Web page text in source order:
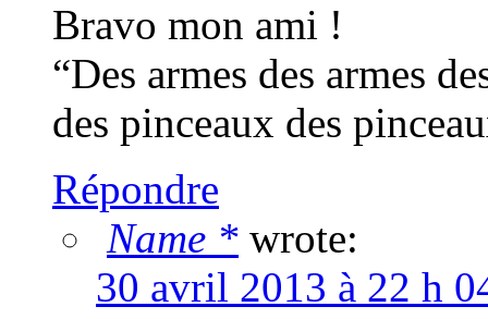
Bravo mon ami !
“Des armes des armes
des pinceaux des
Répondre
Name * wrote:
30 avril 2013 à 22 h